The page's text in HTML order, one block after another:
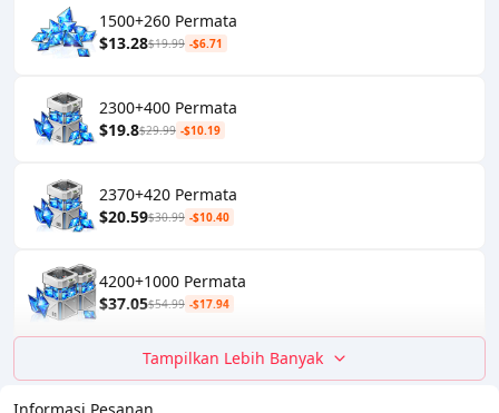
1500+260 Permata
$13.28$19.99 -$6.71
2300+400 Permata
$19.8$29.99 -$10.19
2370+420 Permata
$20.59$30.99 -$10.40
4200+1000 Permata
$37.05$54.99 -$17.94
Tampilkan Lebih Banyak